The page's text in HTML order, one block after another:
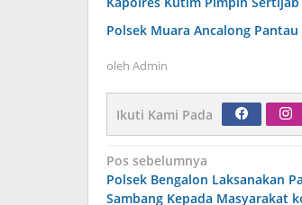
Polsek Muara Ancalong
oleh Admin
Ikuti Kami Pada
Navigasi
pos
Pos sebelumnya
Polsek Bengalon Laksanakan
Sambang Kepada Masyarakat